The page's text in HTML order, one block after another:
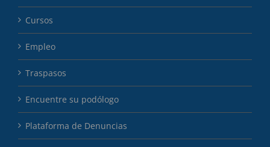
Cursos
Empleo
Traspasos
Encuentre su podólogo
Plataforma de Denuncias